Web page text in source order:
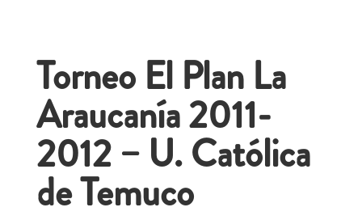
Torneo El Plan La
Araucanía 2011-
2012 – U. Católica
de Temuco